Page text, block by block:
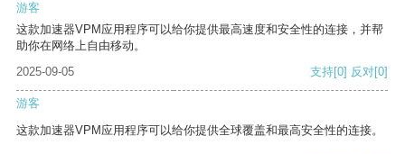
游客
这款加速器VPM应用程序可以给你提供最高速度和安全性的连接，并帮
助你在网络上自由移动。
2025-09-05
支持[0] 反对[0]
游客
这款加速器VPM应用程序可以给你提供全球覆盖和最高安全性的连接。